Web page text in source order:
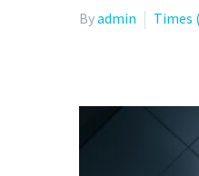
Byadmin Times